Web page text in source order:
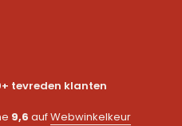
tevreden klanten
9,6 aufWebwinkelkeur